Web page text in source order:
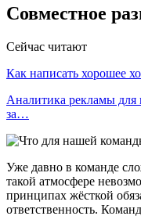
Совместное
Сейчас читают
Как написать хорошее
Аналитика рекламы для
за…
Уже давно в команде
такой атмосфере
принципах жёсткой
ответственность.